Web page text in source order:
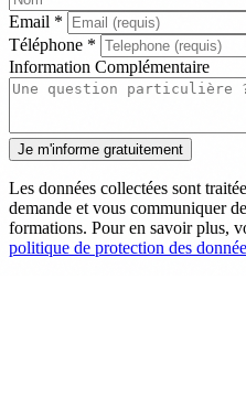
Email *
Téléphone *
Information Complémentaire
Les données collectées sont
demande et vous communiquer
formations. Pour en savoir plus,
politique de protection des